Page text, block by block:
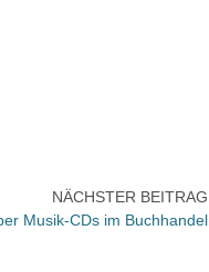
NÄCHSTER BEITRAG
Musik-CDs im Buchhandel